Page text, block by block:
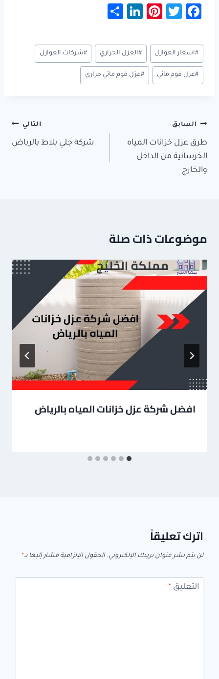
Fa
b
o
ok
T
tt
er
Pi
er
es
t
Li
e
dI
n
ar
e
وسوم
المقال:
#اسعار العوازل #العزل الحراري #شركات العوازل
#عزل فوم مائي #عزل فوم مائي حراري
تصفّح
المقالات
السابق
طرق عزل خزانات المياه
الخرسانية من الداخل
والخارج
التالي
شركة جلي بلاط بالرياض
موضوعات ذات صلة
افضل شركة عزل خزانات المياه بالرياض
اترك تعليقاً
لن يتم نشر عنوان بريدك الإلكتروني. الحقول الإلزامية مشار إليها بـ *
التعليق *